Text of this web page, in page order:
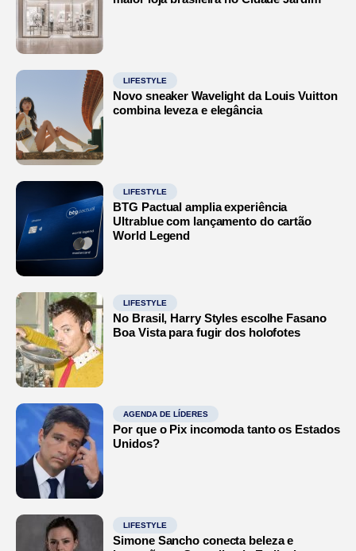
LIFESTYLE
Novo sneaker Wavelight da Louis Vuitton
combina leveza e elegância
LIFESTYLE
BTG Pactual amplia experiência
Ultrablue com lançamento do cartão
World Legend
LIFESTYLE
No Brasil, Harry Styles escolhe Fasano
Boa Vista para fugir dos holofotes
AGENDA DE LÍDERES
Por que o Pix incomoda tanto os Estados
Unidos?
LIFESTYLE
Simone Sancho conecta beleza e